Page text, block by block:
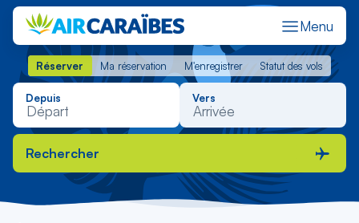
Menu
Réserver Ma réservation M'enregistrer Statut des vols
Réserver Ma réservation M'enregistrer Statut des vols
Depuis Vers
Rechercher